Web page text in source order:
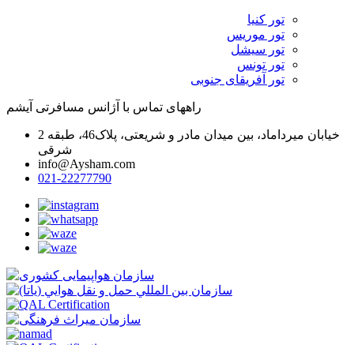
تور کنیا
تور موریس
تور سیشل
تور تونس
تور آفریقای جنوبی
راههای تماس با آژانس مسافرتی آیشم
خیابان میرداماد، بین میدان مادر و شریعتی، پلاک46، طبقه 2
شرقی
info@Aysham.com
021-22277790